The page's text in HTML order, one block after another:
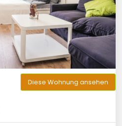
Diese Wohnung ansehen